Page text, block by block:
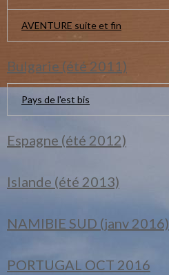
AVENTURE suite et fin
Bulgarie (été 2011)
Pays de l'est bis
Espagne (été 2012)
Islande (été 2013)
NAMIBIE SUD (janv 2016)
PORTUGAL OCT 2016